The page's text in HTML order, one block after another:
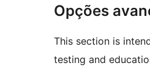
Opções
This section is
testing and